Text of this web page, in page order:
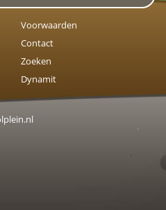
Voorwaarden
Contact
Zoeken
Dynamit